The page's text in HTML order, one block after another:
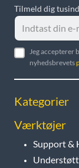
Tilmeld dig
Jeg accepterer
nyhedsbrevets
Kategorier
Værktøjer
Support &